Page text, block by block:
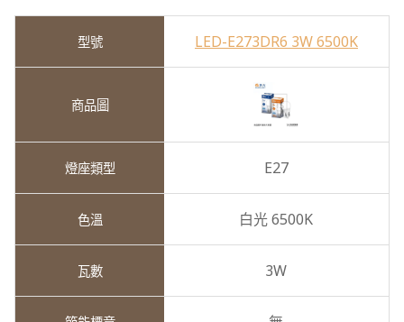
LED-E273DR6 3W 6500K
E27
白光 6500K
3W